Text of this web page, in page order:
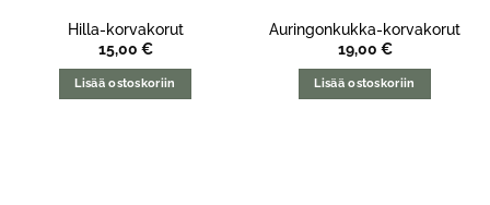
Hilla-korvakorut
15,00 €
Lisää ostoskoriin
Auringonkukka-korvakorut
19,00 €
Lisää ostoskoriin